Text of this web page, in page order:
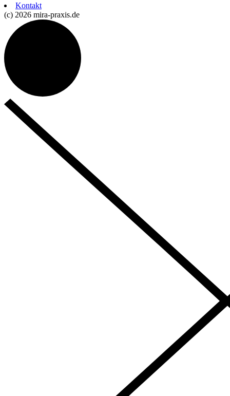
Kontakt
(c) 2026 mira-praxis.de